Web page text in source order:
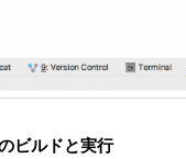
ビルドと実行